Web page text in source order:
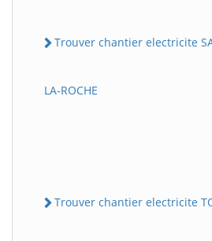
Trouver chantier electricite
LA-ROCHE
Trouver chantier electricite